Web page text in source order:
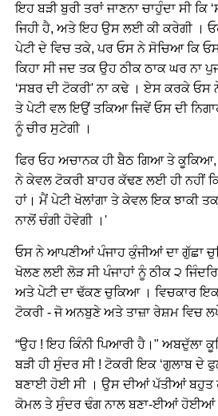
ਇਹ ਬੜੀ ਬੁਰੀ ਤਰਾਂ ਜਾਣਨਾ ਚਾਹੁੰਦਾ ਸੀ ਕਿ
ਜਿਹੀ ਹੈ, ਅਤੇ ਇਹ ਉਸ ਲਈ ਕੀ ਕਰੇਗੀ ।
ਪੇਟੀ ਦੇ ਵਿਚ ਤਕੇ, ਪਰ ਓਸ ਨੇ ਸੋਚਿਆ ਕਿ
ਕਿਹਾ ਸੀ ਜਦ ਤਕ ਉਹ ਠੀਕ ਠਾਕ ਘਰ ਨਾ
‘ਸਬਰ ਦੀ ਟੋਕਰੀ' ਨਾ ਕਢੇ । ਏਸ ਕਰਕੇ
ਤੇ ਪੇਟੀ ਵਲ ਇਉਂ ਤਕਿਆ ਜਿਵੇਂ ਓਸ ਦੀ
ਨੂੰ ਚੀਰ ਸੁਟੇਗੀ ।
ਫਿਰ ਓਹ ਅਚਾਨਕ ਹੀ ਬੈਠ ਗਿਆ ਤੇ
ਨੇ ਕੇਵਲ ਟੋਕਰੀ ਬਾਹਰ ਕੱਢਣ ਲਈ ਹੀ ਨਹੀਂ
ਹਾਂ। ਮੈਂ ਪੇਟੀ ਖੋਲਾਂਗਾ ਤੇ ਕੇਵਲ ਇਕ ਝਾਕੀ
ਨਾਲੋਂ ਚੰਗੀ ਹੋਵੇਗੀ ।'
ਓਸ ਨੇ ਆਪਣੀਆਂ ਪੰਜਾਹ ਕੁੰਜੀਆਂ ਦਾ ਗੁੱਛਾ
ਖੋਲਣ ਲਈ ਲੋੜ ਸੀ ਪੰਜਾਹਾਂ ਨੂੰ ਠੀਕ ੨
ਅਤੇ ਪੇਟੀ ਦਾ ਢੱਕਣ ਚੁਕਿਆ । ਵਿਚਕਾਰ ਇਕ
ਟੋਕਰੀ - ਜੋ ਅਨਬੁਣੇ ਅਤੇ ਤਾਜ਼ਾ ਰੇਸ਼ਮ ਵਿਚ
“ਉਹ ! ਇਹ ਕਿੰਨੀ ਪਿਆਰੀ ਹੈ।" ਅਬਦੁੱਲਾ
ਬੜੀ ਹੀ ਸੁੰਦਰ ਸੀ ! ਟੋਕਰੀ ਇਕ ‘ਗੁਲਾਬ ਦੇ
ਬਣਾਈ ਹੋਈ ਸੀ । ਉਸ ਦੀਆਂ ਪੱਤੀਆਂ ਬਹੁਤ
ਕੋਮਲ ਤੇ ਸੁੰਦਰ ਢੰਗ ਨਾਲ ਬਣਾ-ਈਆਂ ਹੋਈਆਂ